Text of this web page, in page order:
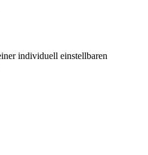
individuell einstellbaren